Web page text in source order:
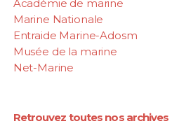
Académie de marine
Marine Nationale
Entraide Marine-Adosm
Musée de la marine
Net-Marine
Retrouvez toutes nos archives